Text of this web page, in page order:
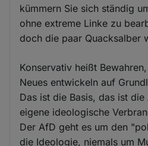
kümmern Sie sich ständig
ohne extreme Linke zu
doch die paar Quacksalber
Konservativ heißt
Neues entwickeln auf
Das ist die Basis, das ist
eigene ideologische
Der AfD geht es um den
die Ideologie, niemals um